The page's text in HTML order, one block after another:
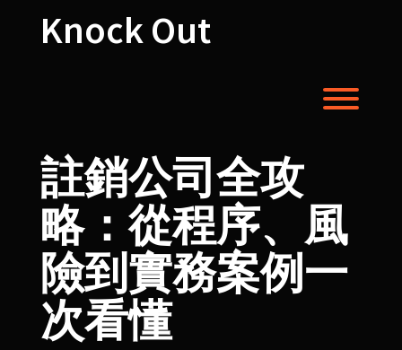
Knock Out
註銷公司全攻
略：從程序、風
險到實務案例一
次看懂